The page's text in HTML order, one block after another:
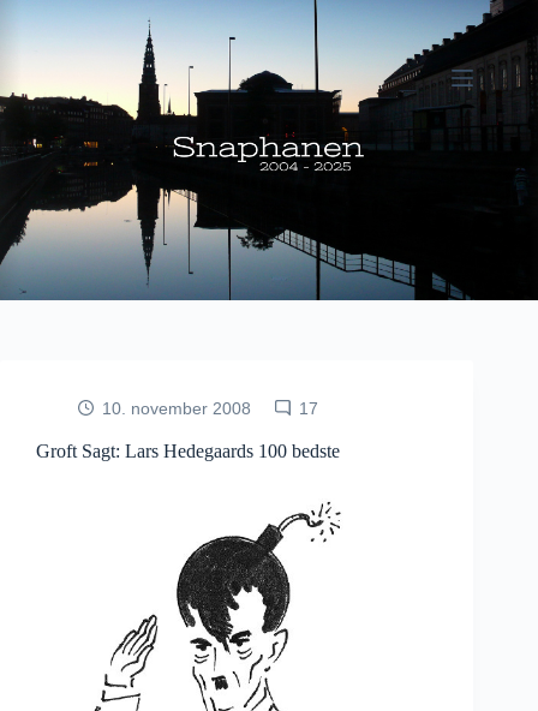
10. november 2008 17
Groft Sagt: Lars Hedegaards 100 bedste